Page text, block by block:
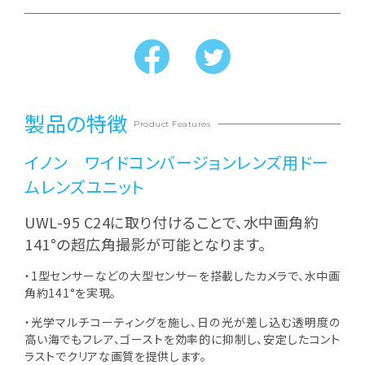
製品の特徴 Product Features
イノン ワイドコンバージョンレンズ用ドー
ムレンズユニット
UWL-95 C24に取り付けることで、水中画角約
141°の超広角撮影が可能となります。
・1型センサーなどの大型センサーを搭載したカメラで、水中画
角約141°を実現。
・光学マルチコーティングを施し、日の光が差し込む透明度の
高い海でもフレア、ゴーストを効率的に抑制し、安定したコント
ラストでクリアな画質を提供します。